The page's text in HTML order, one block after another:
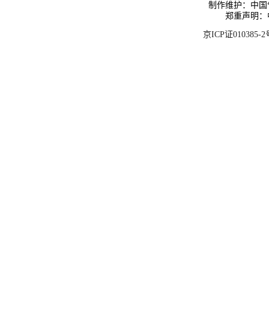
制作维护：中
郑重声明
京ICP证010385-2